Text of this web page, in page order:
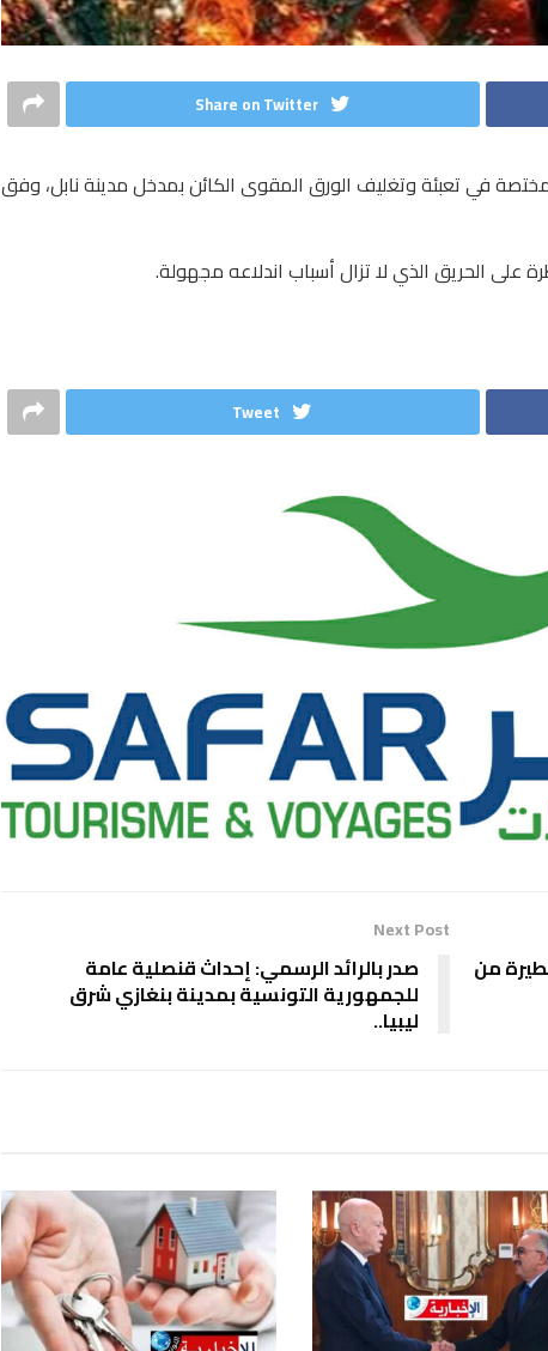
Share on Twitter
في تعبئة وتغليف الورق المقوى الكائن بمدخل مدينة نابل، وفق
الحريق الذي لا تزال أسباب اندلاعه مجهولة.
Tweet
من
Next Post
صدر بالرائد الرسمي: إحداث قنصلية عامة
للجمهورية التونسية بمدينة بنغازي شرق
ليبيا..